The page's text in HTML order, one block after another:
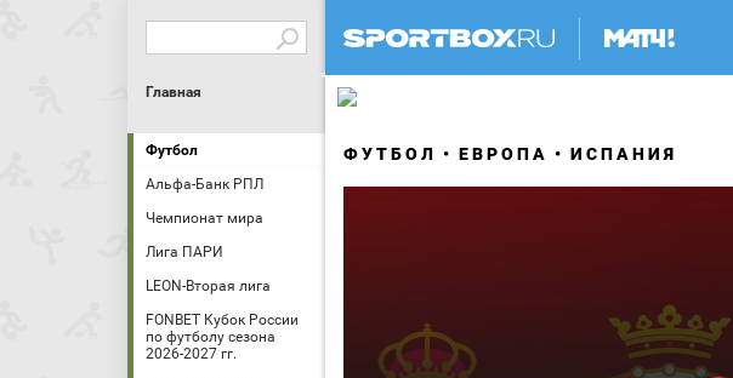
Главная
Футбол
Альфа-Банк РПЛ
Чемпионат мира
Лига ПАРИ
LEON-Вторая лига
FONBET Кубок России
по футболу сезона
2026-2027 гг.
ФУТБОЛ ЕВРОПА ИСПАНИЯ